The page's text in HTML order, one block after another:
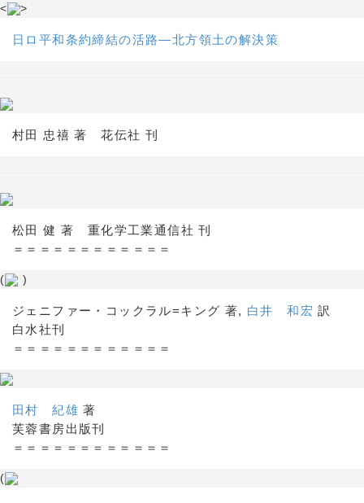
< >
日ロ平和条約締結の活路―北方領土の解決策
村田 忠禧 著 花伝社 刊
松田 健 著 重化学工業通信社 刊
＝＝＝＝＝＝＝＝＝＝＝＝
( )
ジェニファー・コックラル=キング 著, 白井 和宏 訳
白水社刊
＝＝＝＝＝＝＝＝＝＝＝＝
田村 紀雄 著
芙蓉書房出版刊
＝＝＝＝＝＝＝＝＝＝＝＝
(